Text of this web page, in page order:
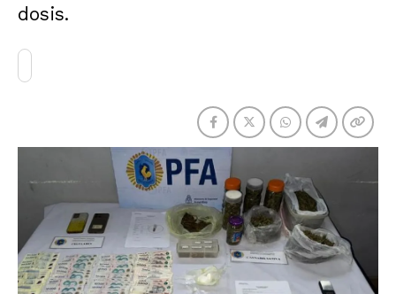
dosis.